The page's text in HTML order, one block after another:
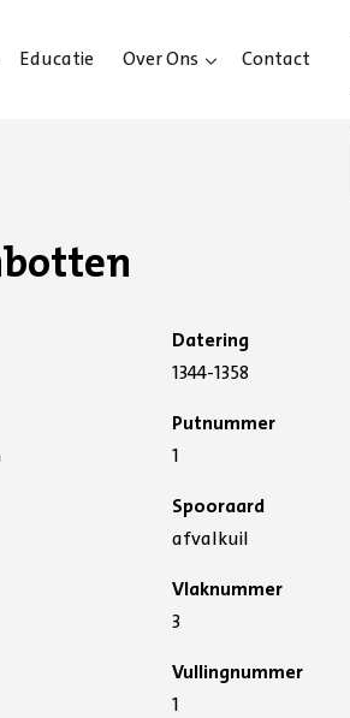
Educatie Over Ons Contact
Datering
1344-1358
Putnummer
1
Spooraard
afvalkuil
Vlaknummer
3
Vullingnummer
1